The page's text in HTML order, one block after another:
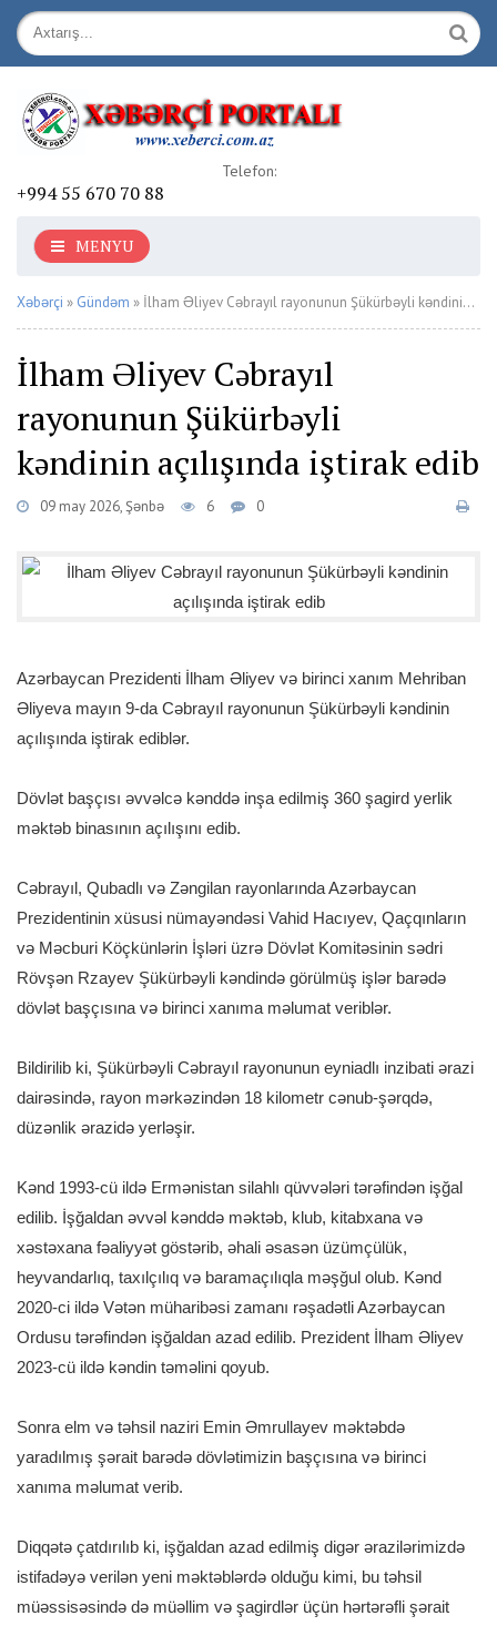
Telefon:
+994 55 670 70 88
MENYU
Xəbərçi » Gündəm » İlham Əliyev Cəbrayıl rayonunun Şükürbəyli kəndinin açılışında iştirak edib
İlham Əliyev Cəbrayıl
rayonunun Şükürbəyli
kəndinin açılışında iştirak edib
09 may 2026, Şənbə 6 0
Azərbaycan Prezidenti İlham Əliyev və birinci xanım Mehriban
Əliyeva mayın 9-da Cəbrayıl rayonunun Şükürbəyli kəndinin
açılışında iştirak ediblər.
Dövlət başçısı əvvəlcə kənddə inşa edilmiş 360 şagird yerlik
məktəb binasının açılışını edib.
Cəbrayıl, Qubadlı və Zəngilan rayonlarında Azərbaycan
Prezidentinin xüsusi nümayəndəsi Vahid Hacıyev, Qaçqınların
və Məcburi Köçkünlərin İşləri üzrə Dövlət Komitəsinin sədri
Rövşən Rzayev Şükürbəyli kəndində görülmüş işlər barədə
dövlət başçısına və birinci xanıma məlumat veriblər.
Bildirilib ki, Şükürbəyli Cəbrayıl rayonunun eyniadlı inzibati ərazi
dairəsində, rayon mərkəzindən 18 kilometr cənub-şərqdə,
düzənlik ərazidə yerləşir.
Kənd 1993-cü ildə Ermənistan silahlı qüvvələri tərəfindən işğal
edilib. İşğaldan əvvəl kənddə məktəb, klub, kitabxana və
xəstəxana fəaliyyət göstərib, əhali əsasən üzümçülük,
heyvandarlıq, taxılçılıq və baramaçılıqla məşğul olub. Kənd
2020-ci ildə Vətən müharibəsi zamanı rəşadətli Azərbaycan
Ordusu tərəfindən işğaldan azad edilib. Prezident İlham Əliyev
2023-cü ildə kəndin təməlini qoyub.
Sonra elm və təhsil naziri Emin Əmrullayev məktəbdə
yaradılmış şərait barədə dövlətimizin başçısına və birinci
xanıma məlumat verib.
Diqqətə çatdırılıb ki, işğaldan azad edilmiş digər ərazilərimizdə
istifadəyə verilən yeni məktəblərdə olduğu kimi, bu təhsil
müəssisəsində də müəllim və şagirdlər üçün hərtərəfli şərait